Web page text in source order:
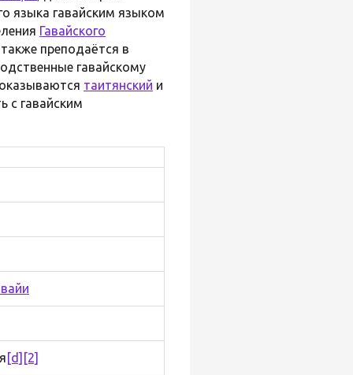
языка гавайским языком
Гавайского
преподаётся в
гавайскому
таитянский и
с гавайским
[d] [2]